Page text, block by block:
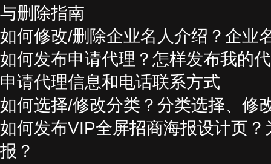
与删除指南
如何修改/删除企业名人介绍？企业
如何发布申请代理？怎样发布我的
申请代理信息和电话联系方式
如何选择/修改分类？分类选择、修
如何发布VIP全屏招商海报设计页
报？